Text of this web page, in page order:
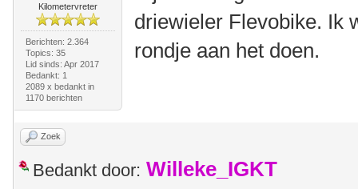
Kilometervreter
Berichten: 2.364
Topics: 35
Lid sinds: Apr 2017
Bedankt: 1
2089 x bedankt in
1170 berichten
driewieler Flevobike. Ik
rondje aan het doen.
Zoek
Bedankt door: Willeke_IGKT